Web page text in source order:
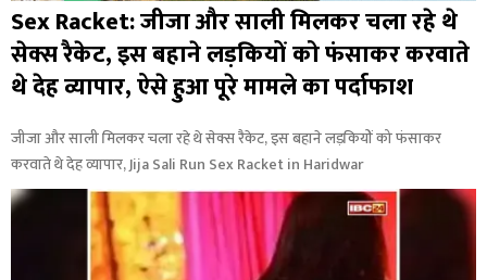
Sex Racket: जीजा और साली मिलकर चला रहे थे
सेक्स रैकेट, इस बहाने लड़कियों को फंसाकर करवाते
थे देह व्यापार, ऐसे हुआ पूरे मामले का पर्दाफाश
जीजा और साली मिलकर चला रहे थे सेक्स रैकेट, इस बहाने लड़कियों को फंसाकर
करवाते थे देह व्यापार, Jija Sali Run Sex Racket in Haridwar